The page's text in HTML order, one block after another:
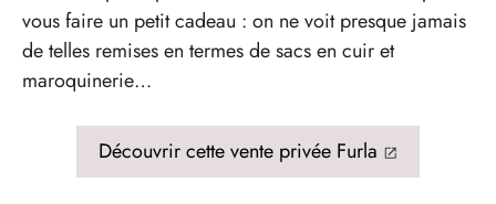
vous faire un petit cadeau : on ne voit presque jamais
de telles remises en termes de sacs en cuir et
maroquinerie…
Découvrir cette vente privée Furla